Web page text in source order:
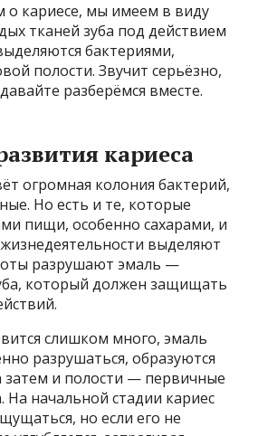
о кариесе, мы имеем в виду
тканей зуба под действием
бактериями,
полости. Звучит серьёзно,
разберёмся вместе.
кариеса
огромная колония бактерий,
Но есть и те, которые
пищи, особенно сахарами, и
выделяют
разрушают эмаль —
который должен защищать
слишком много, эмаль
разрушаться, образуются
и полости — первичные
На начальной стадии кариес
но если его не